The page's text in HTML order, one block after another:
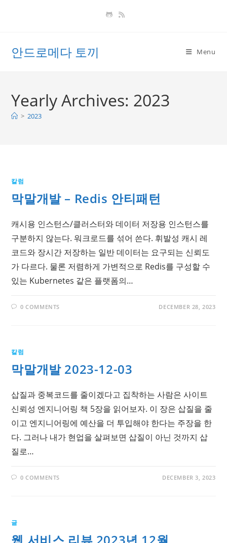
안드로메다 토끼 Menu
Yearly Archives: 2023
> 2023
칼럼
막말개발 – Redis 안티패턴
캐시용 인스턴스/클러스터와 데이터 저장용 인스턴스를
구분하지 않는다. 워크로드를 섞어 쓴다. 휘발성 캐시 레
코드와 장시간 저장하는 일반 데이터는 요구되는 신뢰도
가 다르다. 물론 저렴하게 가변적으로 Redis를 구성할 수
있는 Kubernetes 같은 플랫폼의…
0 COMMENTS DECEMBER 28, 2023
칼럼
막말개발 2023-12-03
삽질과 중복코드를 줄이겠다고 집착하는 사람은 사이트
신뢰성 엔지니어링 책 5장을 읽어보자. 이 장은 삽질을 줄
이고 엔지니어링에 예산을 더 투입해야 한다는 주장을 한
다. 그러나 내가 현업을 살펴보면 삽질이 아닌 것까지 삽
질로…
0 COMMENTS DECEMBER 3, 2023
글